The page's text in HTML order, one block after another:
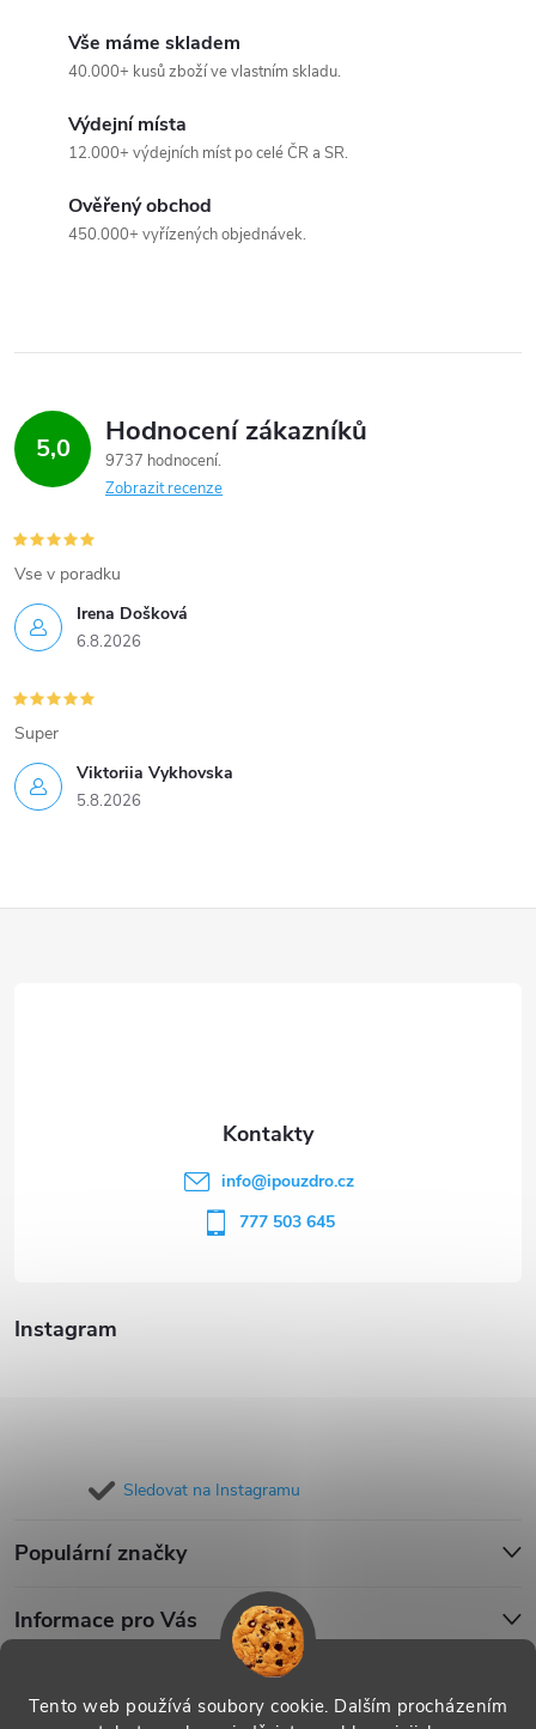
Tento web používá soubory cookie. Dalším procházením
Vše máme skladem
40.000+ kusů zboží ve vlastním skladu.
Výdejní místa
12.000+ výdejních míst po celé ČR a SR.
Ověřený obchod
450.000+ vyřízených objednávek.
5,0 Hodnocení zákazníků
9737 hodnocení
Zobrazit recenze
Irena Došková
6.8.2026
Vse v poradku
Viktoriia Vykhovska
5.8.2026
Super
Instagram
Sledovat na Instagramu
Populární značky
Informace pro Vás
info@ipouzdro.cz
777 503 645